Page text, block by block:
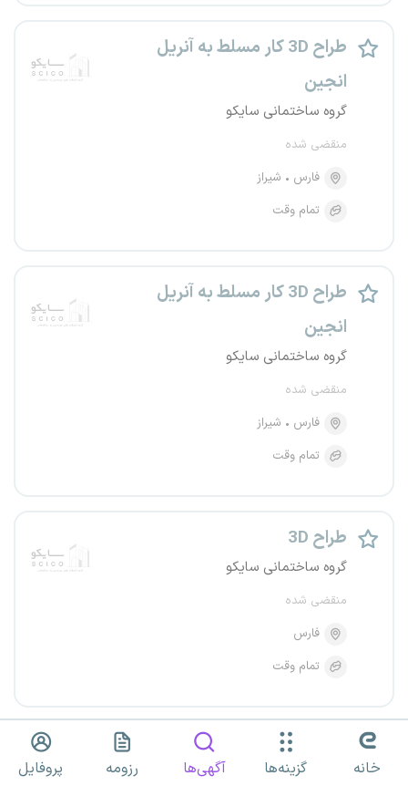
طراح 3D کار مسلط به آنریل
انجین
گروه ساختمانی سایکو
منقضی شده
فارس
شیراز
تمام وقت
طراح 3D کار مسلط به آنریل
انجین
گروه ساختمانی سایکو
منقضی شده
فارس
شیراز
تمام وقت
طراح 3D
گروه ساختمانی سایکو
منقضی شده
فارس
تمام وقت
گروه ساختمانی سایکو خانه گزینه‌ها آگهی‌ها رزومه پروفایل